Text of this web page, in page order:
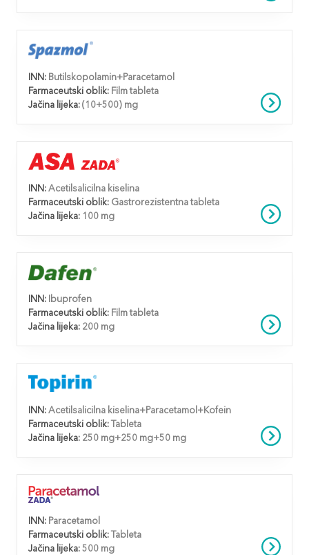
INN: Butilskopolamin+Paracetamol
Farmaceutski oblik: Film tableta
Jačina lijeka: (10+500) mg
INN: Acetilsalicilna kiselina
Farmaceutski oblik: Gastrorezistentna tableta
Jačina lijeka: 100 mg
INN:
Ibuprofen
Farmaceutski oblik: Film tableta
Jačina lijeka: 200 mg
INN: Acetilsalicilna kiselina+Paracetamol+Kofein
Farmaceutski oblik:
Tableta
Jačina lijeka: 250 mg+250 mg+50 mg
INN: Paracetamol
Farmaceutski oblik:
Tableta
Jačina lijeka: 500 mg